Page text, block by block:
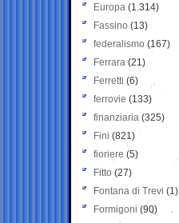
Europa (1.314)
Fassino (13)
federalismo (167)
Ferrara (21)
Ferretti (6)
ferrovie (133)
finanziaria (325)
Fini (821)
fioriere (5)
Fitto (27)
Fontana di Trevi (1)
Formigoni (90)